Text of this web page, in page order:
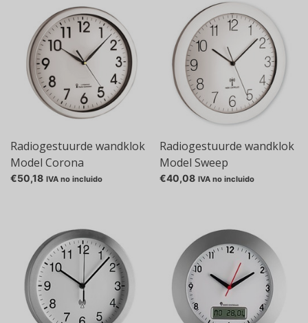
Radiogestuurde wandklok
Model Corona
€50,18 IVA no incluido
Radiogestuurde wandklok
Model Sweep
€40,08 IVA no incluido